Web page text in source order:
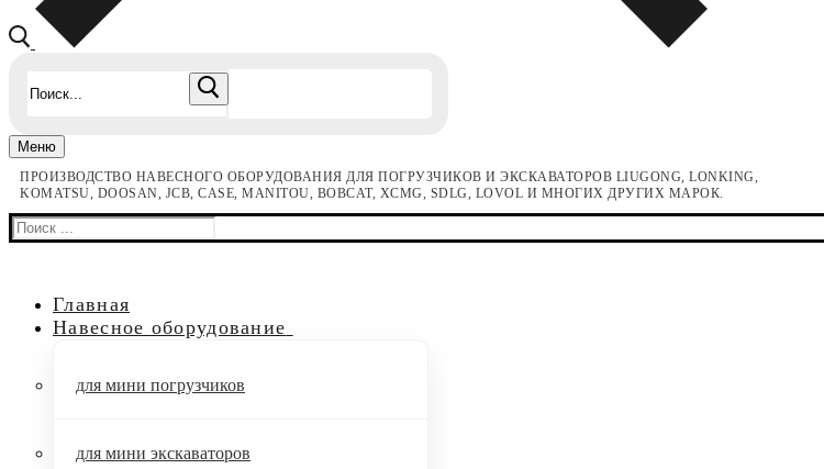
Меню
ПРОИЗВОДСТВО НАВЕСНОГО ОБОРУДОВАНИЯ ДЛЯ ПОГРУЗЧИКОВ И ЭКСКАВАТОРОВ LIUGONG, LONKING,
KOMATSU, DOOSAN, JCB, CASE, MANITOU, BOBCAT, XCMG, SDLG, LOVOL И МНОГИХ ДРУГИХ МАРОК.
Найти:
Главная
Навесное оборудование
для мини погрузчиков
для мини экскаваторов